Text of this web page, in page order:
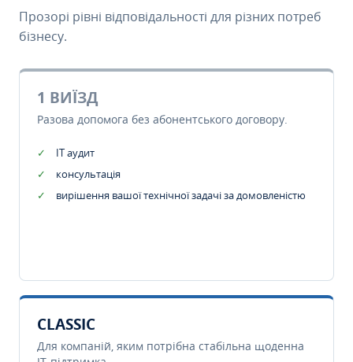
Прозорі рівні відповідальності для різних потреб
бізнесу.
1 ВИЇЗД
Разова допомога без абонентського договору.
IT аудит
консультація
вирішення вашої технічної задачі за домовленістю
CLASSIC
Для компаній, яким потрібна стабільна щоденна